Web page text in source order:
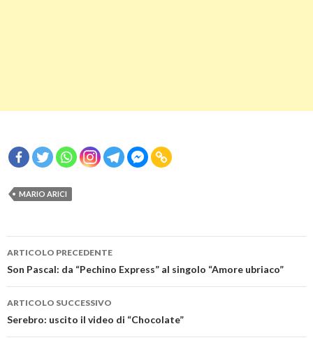
MARIO ARICI
Navigazione
articolo
ARTICOLO PRECEDENTE
Son Pascal: da “Pechino Express” al singolo “Amore ubriaco”
ARTICOLO SUCCESSIVO
Serebro: uscito il video di “Chocolate”